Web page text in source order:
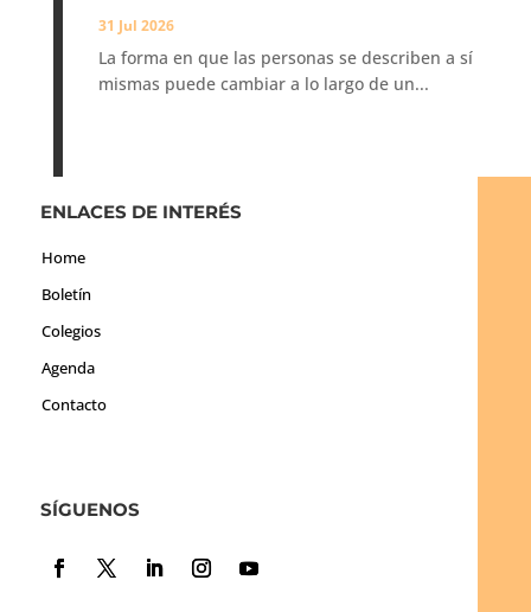
31 Jul 2026
La forma en que las personas se describen a sí
mismas puede cambiar a lo largo de un...
ENLACES DE INTERÉS
Home
Boletín
Colegios
Agenda
Contacto
SÍGUENOS